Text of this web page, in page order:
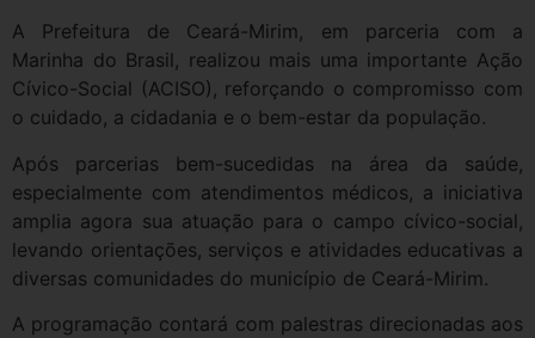
A Prefeitura de Ceará-Mirim, em parceria com a
Marinha do Brasil, realizou mais uma importante Ação
Cívico-Social (ACISO), reforçando o compromisso com
o cuidado, a cidadania e o bem-estar da população.
Após parcerias bem-sucedidas na área da saúde,
especialmente com atendimentos médicos, a iniciativa
amplia agora sua atuação para o campo cívico-social,
levando orientações, serviços e atividades educativas a
diversas comunidades do município de Ceará-Mirim.
A programação contará com palestras direcionadas aos